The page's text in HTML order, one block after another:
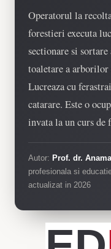
Operatorul la
forestieri executa
sectionare si
toaletare a
Lucreaza cu
catarare. Este o
invata la un curs de
Autor: Prof. dr.
profesionala si
actualizat in 2026